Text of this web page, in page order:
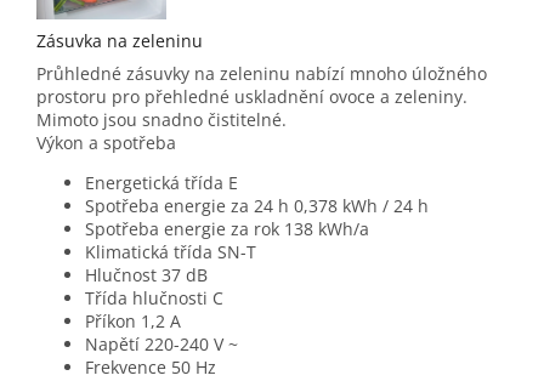
Zásuvka na zeleninu
Průhledné zásuvky na zeleninu nabízí mnoho úložného
prostoru pro přehledné uskladnění ovoce a zeleniny.
Mimoto jsou snadno čistitelné.
Výkon a spotřeba
Energetická třída E
Spotřeba energie za 24 h 0,378 kWh / 24 h
Spotřeba energie za rok 138 kWh/a
Klimatická třída SN-T
Hlučnost 37 dB
Třída hlučnosti C
Příkon 1,2 A
Napětí 220-240 V ~
Frekvence 50 Hz